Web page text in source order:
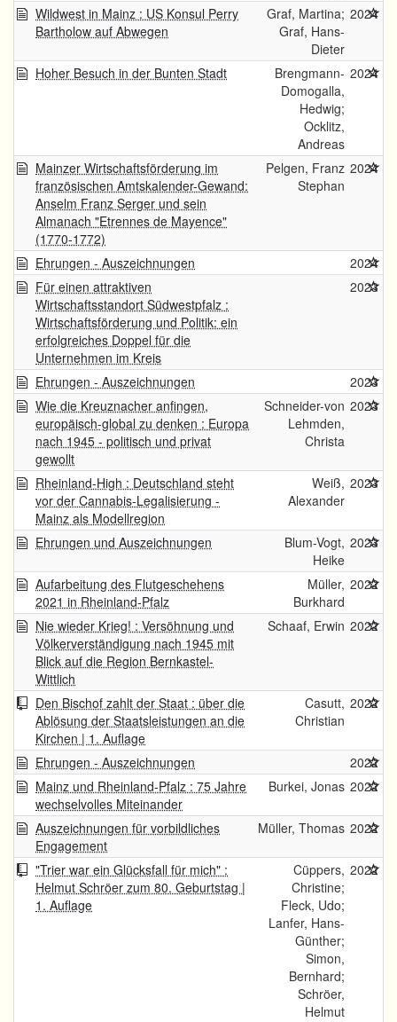
Wildwest in Mainz : US Konsul Perry
Bartholow auf Abwegen
Graf, Martina;
Graf, Hans-
Dieter
2024
Hoher Besuch in der Bunten Stadt
Brengmann-
Domogalla,
Hedwig;
Ocklitz,
Andreas
2024
Mainzer Wirtschaftsförderung im
französischen Amtskalender-Gewand:
Anselm Franz Serger und sein
Almanach "Etrennes de Mayence"
(1770-1772)
Pelgen, Franz
Stephan
2024
Ehrungen - Auszeichnungen
2024
Für einen attraktiven
Wirtschaftsstandort Südwestpfalz :
Wirtschaftsförderung und Politik: ein
erfolgreiches Doppel für die
Unternehmen im Kreis
2023
Ehrungen - Auszeichnungen
2023
Wie die Kreuznacher anfingen,
europäisch-global zu denken : Europa
nach 1945 - politisch und privat
gewollt
Schneider-von
Lehmden,
Christa
2023
Rheinland-High : Deutschland steht
vor der Cannabis-Legalisierung -
Mainz als Modellregion
Weiß,
Alexander
2023
Ehrungen und Auszeichnungen
Blum-Vogt,
Heike
2023
Aufarbeitung des Flutgeschehens
2021 in Rheinland-Pfalz
Müller,
Burkhard
2022
Nie wieder Krieg! : Versöhnung und
Völkerverständigung nach 1945 mit
Blick auf die Region Bernkastel-
Wittlich
Schaaf, Erwin 2022
Den Bischof zahlt der Staat : über die
Ablösung der Staatsleistungen an die
Kirchen | 1. Auflage
Casutt,
Christian
2022
Ehrungen - Auszeichnungen
2022
Mainz und Rheinland-Pfalz : 75 Jahre
wechselvolles Miteinander
Burkei, Jonas 2022
Auszeichnungen für vorbildliches
Engagement
Müller, Thomas 2022
"Trier war ein Glücksfall für mich" :
Helmut Schröer zum 80. Geburtstag |
1. Auflage
Cüppers,
Christine;
Fleck, Udo;
Lanfer, Hans-
Günther;
Simon,
Bernhard;
Schröer,
Helmut
2022